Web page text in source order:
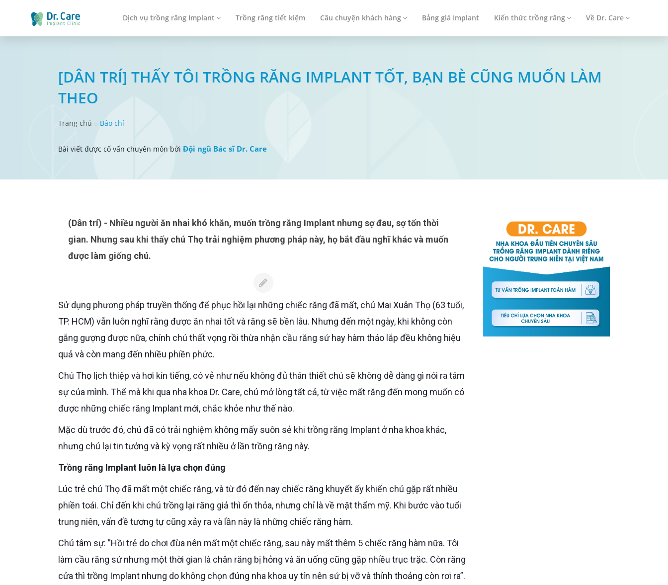
Dịch vụ trồng răng Implant Trồng răng tiết kiệm Câu chuyện khách hàng Bảng giá Implant Kiến thức trồng răng Về Dr. Care
[DÂN TRÍ] THẤY TÔI TRỒNG RĂNG IMPLANT TỐT, BẠN BÈ CŨNG MUỐN LÀM
THEO
Trang chủ Báo chí
Bài viết được cố vấn chuyên môn bởi Đội ngũ Bác sĩ Dr. Care
(Dân trí) - Nhiều người ăn nhai khó khăn, muốn trồng răng Implant nhưng sợ đau, sợ tốn thời
gian. Nhưng sau khi thấy chú Thọ trải nghiệm phương pháp này, họ bắt đầu nghĩ khác và muốn
được làm giống chú.
Sử dụng phương pháp truyền thống để phục hồi lại những chiếc răng đã mất, chú Mai Xuân Thọ (63 tuổi,
TP. HCM) vẫn luôn nghĩ rằng được ăn nhai tốt và răng sẽ bền lâu. Nhưng đến một ngày, khi không còn
gắng gượng được nữa, chính chú thất vọng rồi thừa nhận cầu răng sứ hay hàm tháo lắp đều không hiệu
quả và còn mang đến nhiều phiền phức.
Chú Thọ lịch thiệp và hơi kín tiếng, có vẻ như nếu không đủ thân thiết chú sẽ không dễ dàng gì nói ra tâm
sự của mình. Thế mà khi qua nha khoa Dr. Care, chú mở lòng tất cả, từ việc mất răng đến mong muốn có
được những chiếc răng Implant mới, chắc khỏe như thế nào.
Mặc dù trước đó, chú đã có trải nghiệm không mấy suôn sẻ khi trồng răng Implant ở nha khoa khác,
nhưng chú lại tin tưởng và kỳ vọng rất nhiều ở lần trồng răng này.
Trồng răng Implant luôn là lựa chọn đúng
Lúc trẻ chú Thọ đã mất một chiếc răng, và từ đó đến nay chiếc răng khuyết ấy khiến chú gặp rất nhiều
phiền toái. Chỉ đến khi chú trồng lại răng giả thì ổn thỏa, nhưng chỉ là về mặt thẩm mỹ. Khi bước vào tuổi
trung niên, vấn đề tương tự cũng xảy ra và lần này là những chiếc răng hàm.
Chú tâm sự: ”Hồi trẻ do chơi đùa nên mất một chiếc răng, sau này mất thêm 5 chiếc răng hàm nữa. Tôi
làm cầu răng sứ nhưng một thời gian là chân răng bị hỏng và ăn uống cũng gặp nhiều trục trặc. Còn răng
cửa thì trồng Implant nhưng do không chọn đúng nha khoa uy tín nên sứ bị vỡ và thỉnh thoảng còn rơi ra”.